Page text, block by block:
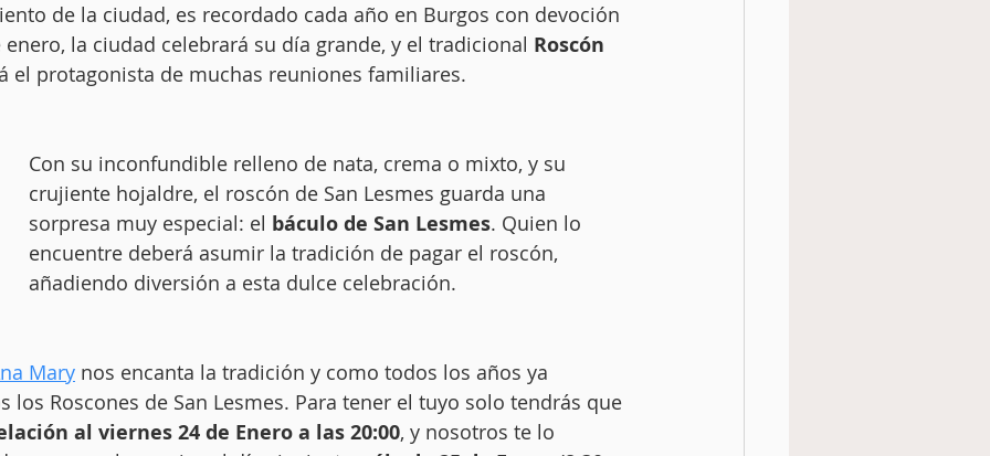
de la ciudad, es recordado cada año en Burgos con devoción
enero, la ciudad celebrará su día grande, y el tradicional Roscón
el protagonista de muchas reuniones familiares.
Con su inconfundible relleno de nata, crema o mixto, y su
crujiente hojaldre, el roscón de San Lesmes guarda una
sorpresa muy especial: el báculo de San Lesmes. Quien lo
encuentre deberá asumir la tradición de pagar el roscón,
añadiendo diversión a esta dulce celebración.
Mary nos encanta la tradición y como todos los años ya
los Roscones de San Lesmes. Para tener el tuyo solo tendrás que
al viernes 24 de Enero a las 20:00, y nosotros te lo